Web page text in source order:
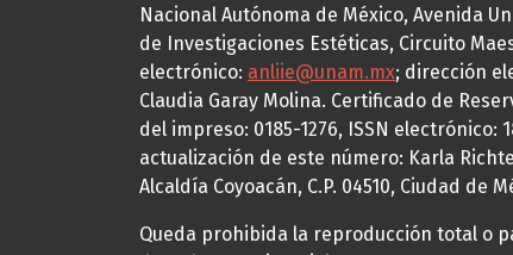
Nacional Autónoma de México, Avenida
de Investigaciones Estéticas, Circuito
electrónico: anliie@unam.mx; dirección
Claudia Garay Molina. Certificado de
del impreso: 0185-1276, ISSN
actualización de este número: Karla
Alcaldía Coyoacán, C.P. 04510, Ciudad de
Queda prohibida la reproducción total o